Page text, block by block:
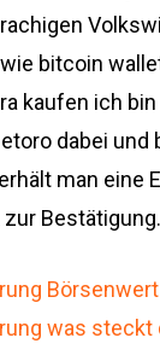
bitcoin
kaufen ich
dabei und
man eine
Bestätigung.
was steckt